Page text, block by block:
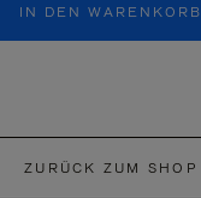
IN DEN WARENKORB
ZURÜCK ZUM SHOP